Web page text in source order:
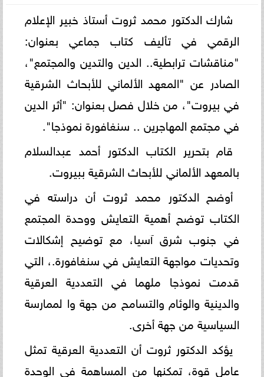
شارك الدكتور محمد ثروت أستاذ خبير الإعلام
الرقمي في تأليف كتاب جماعي بعنوان:
"مناقشات ترابطية.. الدين والتدين والمجتمع"،
الصادر عن "المعهد الألماني للأبحاث الشرقية
في بيروت"، من خلال فصل بعنوان: "أثر الدين
في مجتمع المهاجرين .. سنغافورة نموذجا".
قام بتحرير الكتاب الدكتور أحمد عبدالسلام
بالمعهد الألماني للأبحاث الشرقية ببيروت.
أوضح الدكتور محمد ثروت أن دراسته في
الكتاب توضح أهمية التعايش ووحدة المجتمع
في جنوب شرق آسيا، مع توضيح إشكالات
وتحديات مواجهة التعايش في سنغافورة.، التي
قدمت نموذجا ملهما في التعددية العرقية
والدينية والوئام والتسامح من جهة وا لممارسة
السياسية من جهة أخرى.
يؤكد الدكتور ثروت أن التعددية العرقية تمثل
عامل قوة، تمكنها من المساهمة في الوحدة